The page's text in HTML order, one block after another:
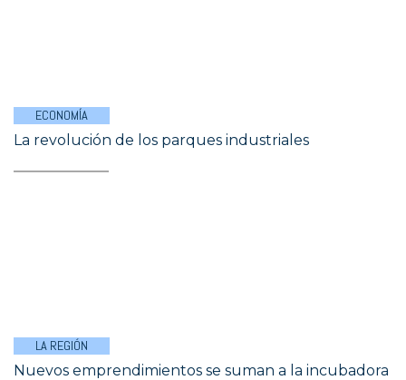
ECONOMÍA
La revolución de los parques industriales
LA REGIÓN
Nuevos emprendimientos se suman a la incubadora